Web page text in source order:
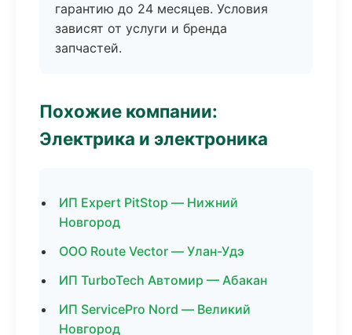
гарантию до 24 месяцев. Условия
зависят от услуги и бренда
запчастей.
Похожие компании:
Электрика и электроника
ИП Expert PitStop — Нижний
Новгород
ООО Route Vector — Улан-Удэ
ИП TurboTech Автомир — Абакан
ИП ServicePro Nord — Великий
Новгород